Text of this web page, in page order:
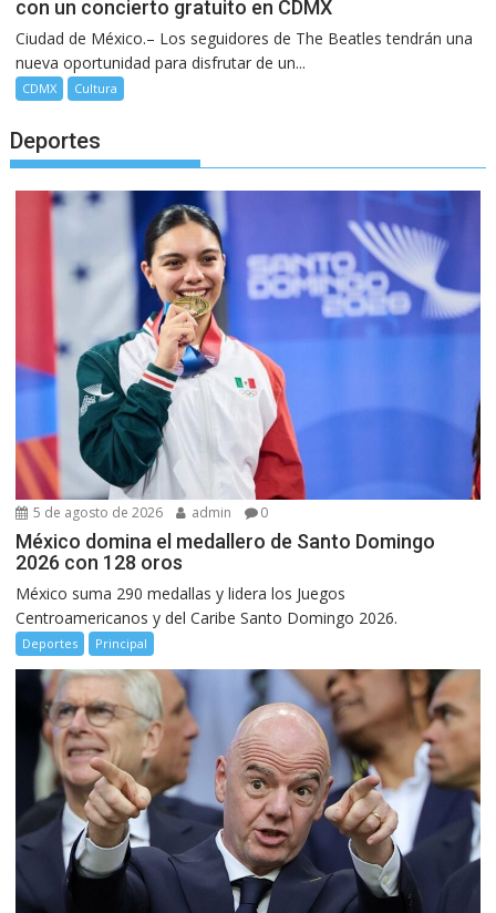
con un concierto gratuito en CDMX
Ciudad de México.– Los seguidores de The Beatles tendrán una
nueva oportunidad para disfrutar de un...
CDMX Cultura
Deportes
5 de agosto de 2026 admin 0
México domina el medallero de Santo Domingo
2026 con 128 oros
México suma 290 medallas y lidera los Juegos
Centroamericanos y del Caribe Santo Domingo 2026.
Deportes Principal